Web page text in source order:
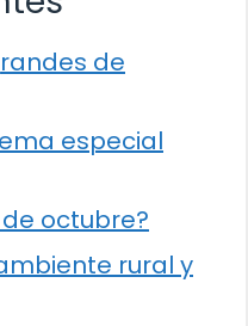
de
especial
octubre?
rural y